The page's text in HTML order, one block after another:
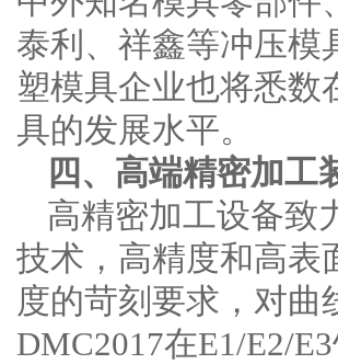
泰利、祥鑫等冲压模
塑模具企业也将悉数
具的发展水平。
四、高端精密加工
高精密加工设备致
技术，高精度和高表
度的苛刻要求，对曲
DMC2017在E1/E2/